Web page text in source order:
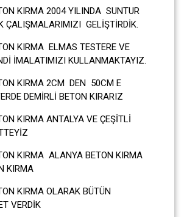
KIRMA 2004 YILINDA SUNTUR
ÇALIŞMALARIMIZI GELİŞTİRDİK.
KIRMA ELMAS TESTERE VE
İMALATIMIZI KULLANMAKTAYIZ.
KIRMA 2CM DEN 50CM E
DEMİRLİ BETON KIRARIZ
KIRMA ANTALYA VE ÇEŞİTLİ
KIRMA ALANYA BETON KIRMA
KIRMA
KIRMA OLARAK BÜTÜN
VERDİK